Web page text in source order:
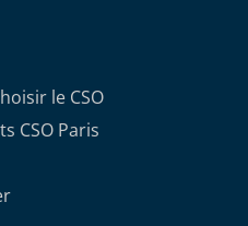
le CSO
CSO Paris